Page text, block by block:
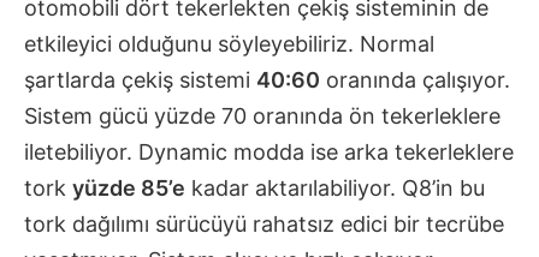
otomobili dört tekerlekten çekiş sisteminin de
etkileyici olduğunu söyleyebiliriz. Normal
şartlarda çekiş sistemi 40:60 oranında çalışıyor.
Sistem gücü yüzde 70 oranında ön tekerleklere
iletebiliyor. Dynamic modda ise arka tekerleklere
tork yüzde 85’e kadar aktarılabiliyor. Q8’in bu
tork dağılımı sürücüyü rahatsız edici bir tecrübe